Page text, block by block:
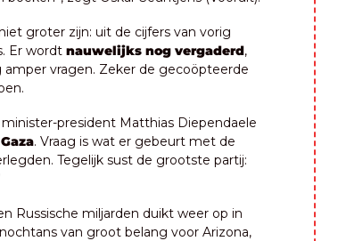
groter zijn: uit de cijfers van vorig
Er wordt nauwelijks nog vergaderd,
vragen. Zeker de gecoöpteerde
president Matthias Diependaele
. Vraag is wat er gebeurt met de
Tegelijk sust de grootste partij:
Russische miljarden duikt weer op in
van groot belang voor Arizona,